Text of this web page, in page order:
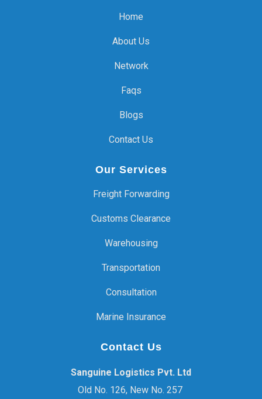
Home
About Us
Network
Faqs
Blogs
Contact Us
Our Services
Freight Forwarding
Customs Clearance
Warehousing
Transportation
Consultation
Marine Insurance
Contact Us
Sanguine Logistics Pvt. Ltd
Old No. 126, New No. 257